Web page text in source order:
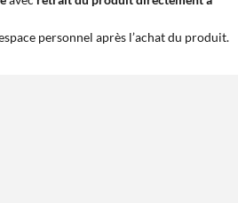
personnel après l’achat du produit.